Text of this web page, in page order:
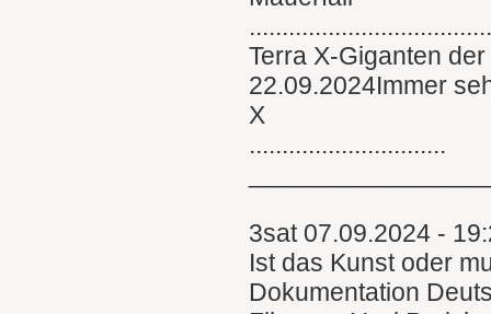
Terra X-Giganten
22.09.2024Immer
X
..............................
3sat 07.09.2024 -
Ist das Kunst oder
Dokumentation